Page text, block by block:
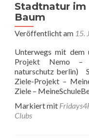
Stadtnatur im
Baum
Veröffentlicht am 15.
Unterwegs mit dem
Projekt Nemo –
naturschutz berlin)
Ziele-Projekt –
Ziele –
Markiert mit
Clubs